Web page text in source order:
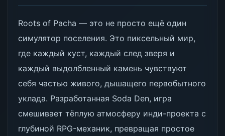
Roots of Pacha — это не просто ещё один
симулятор поселения. Это пиксельный мир,
где каждый куст, каждый след зверя и
каждый выдолбленный камень чувствуют
себя частью живого, дышащего первобытного
уклада. Разработанная Soda Den, игра
смешивает тёплую атмосферу инди-проекта с
глубиной RPG-механик, превращая простое